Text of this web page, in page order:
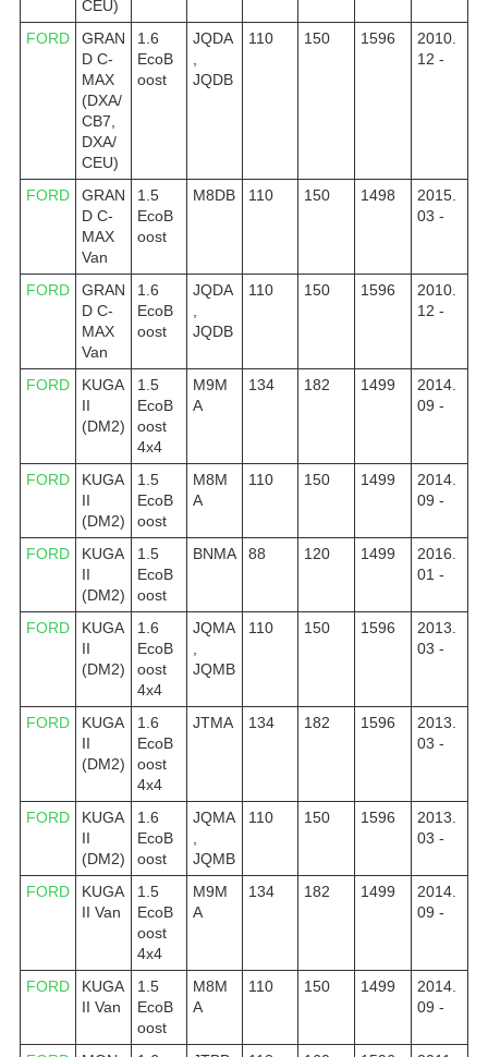
CEU)
FORD
GRAN
D C-
MAX
(DXA/
CB7,
DXA/
CEU)
1.6
EcoB
oost
JQDA
JQDB
110 150 1596
2010.
12 -
FORD
GRAN
D C-
MAX
Van
1.5
EcoB
oost
M8DB 110 150 1498
2015.
03 -
FORD
GRAN
D C-
MAX
Van
1.6
EcoB
oost
JQDA
JQDB
110 150 1596
2010.
12 -
FORD
KUGA
II
(DM2)
1.5
EcoB
oost
4x4
M9M
A
134 182 1499
2014.
09 -
FORD
KUGA
II
(DM2)
1.5
EcoB
oost
M8M
A
110 150 1499
2014.
09 -
FORD
KUGA
II
(DM2)
1.5
EcoB
oost
BNMA 88 120 1499
2016.
01 -
FORD
KUGA
II
(DM2)
1.6
EcoB
oost
4x4
JQMA
JQMB
110 150 1596
2013.
03 -
FORD
KUGA
II
(DM2)
1.6
EcoB
oost
4x4
JTMA 134 182 1596
2013.
03 -
FORD
KUGA
II
(DM2)
1.6
EcoB
oost
JQMA
JQMB
110 150 1596
2013.
03 -
FORD
KUGA
II Van
1.5
EcoB
oost
4x4
M9M
A
134 182 1499
2014.
09 -
FORD
KUGA
II Van
1.5
EcoB
oost
M8M
A
110 150 1499
2014.
09 -